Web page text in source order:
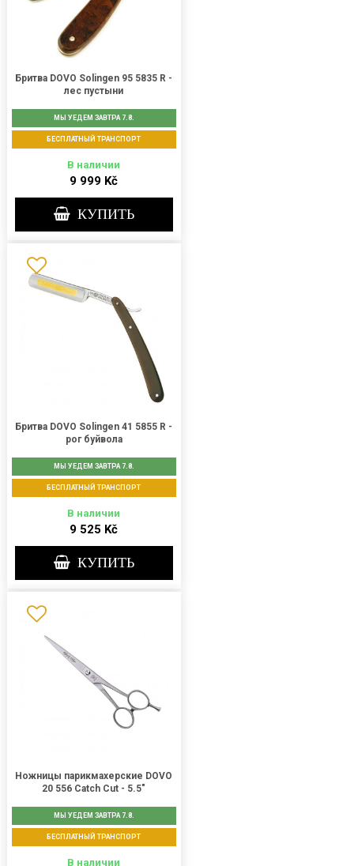
Бритва DOVO Solingen 95 5835 R -
лес пустыни
МЫ УЕДЕМ ЗАВТРА 7.8.
БЕСПЛАТНЫЙ ТРАНСПОРТ
В наличии
9 999 Kč
КУПИТЬ
Бритва DOVO Solingen 41 5855 R -
рог буйвола
МЫ УЕДЕМ ЗАВТРА 7.8.
БЕСПЛАТНЫЙ ТРАНСПОРТ
В наличии
9 525 Kč
КУПИТЬ
Ножницы парикмахерские DOVO
20 556 Catch Cut - 5.5"
МЫ УЕДЕМ ЗАВТРА 7.8.
БЕСПЛАТНЫЙ ТРАНСПОРТ
В наличии